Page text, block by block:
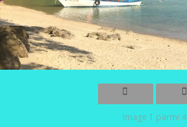
Image 1 parmi 4